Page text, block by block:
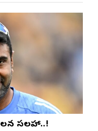
సలహా..!